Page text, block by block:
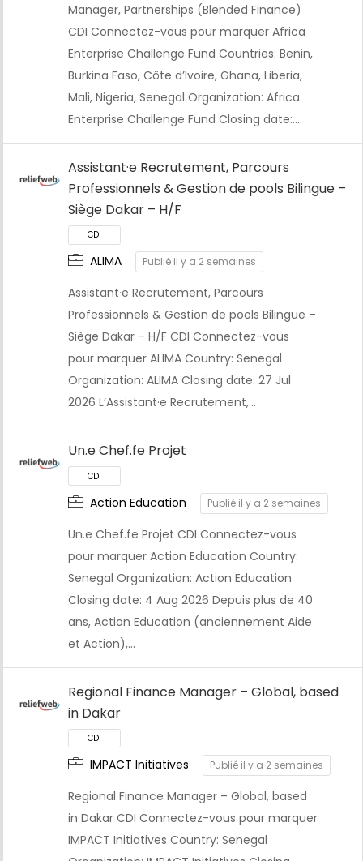
CDI
Manager, Partnerships (Blended Finance)
CDI Connectez-vous pour marquer Africa
Enterprise Challenge Fund Countries: Benin,
Burkina Faso, Côte d’Ivoire, Ghana, Liberia,
Mali, Nigeria, Senegal Organization: Africa
Enterprise Challenge Fund Closing date:…
Assistant·e Recrutement, Parcours
Professionnels & Gestion de pools Bilingue –
Siège Dakar – H/F
ALIMA Publié il y a 2 semaines
Assistant·e Recrutement, Parcours
Professionnels & Gestion de pools Bilingue –
Siège Dakar – H/F CDI Connectez-vous
pour marquer ALIMA Country: Senegal
Organization: ALIMA Closing date: 27 Jul
2026 L’Assistant·e Recrutement,…
Un.e Chef.fe Projet
Action Education Publié il y a 2 semaines
Un.e Chef.fe Projet CDI Connectez-vous
pour marquer Action Education Country:
Senegal Organization: Action Education
Closing date: 4 Aug 2026 Depuis plus de 40
ans, Action Education (anciennement Aide
et Action),…
Regional Finance Manager – Global, based
in Dakar
IMPACT Initiatives Publié il y a 2 semaines
Regional Finance Manager – Global, based
in Dakar CDI Connectez-vous pour marquer
IMPACT Initiatives Country: Senegal